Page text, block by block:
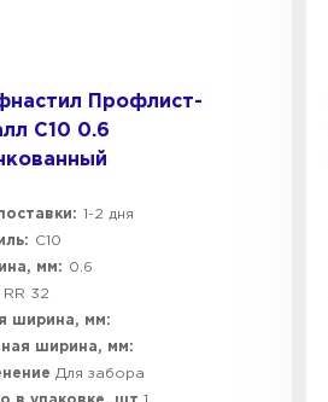
Профлист-
C10 0.6
1-2 дня
C10
мм:
0.6
RR 32
ширина, мм:
ширина, мм:
Для забора